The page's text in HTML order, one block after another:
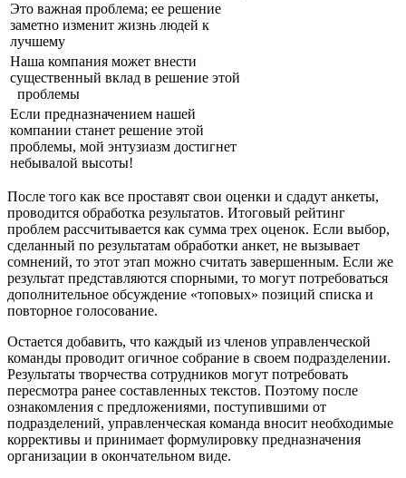
Это важная проблема; ее решение
заметно изменит жизнь людей к
лучшему
Наша компания может внести
существенный вклад в решение этой
проблемы
Если предназначением нашей
компании станет решение этой
проблемы, мой энтузиазм достигнет
небывалой высоты!
После того как все проставят свои оценки и сдадут анкеты,
проводится обработка результатов. Итоговый рейтинг
проблем рассчитывается как сумма трех оценок. Если выбор,
сделанный по результатам обработки анкет, не вызывает
сомнений, то этот этап можно считать завершенным. Если же
результат представляются спорными, то могут потребоваться
дополнительное обсуждение «топовых» позиций списка и
повторное голосование.
Остается добавить, что каждый из членов управленческой
команды проводит огичное собрание в своем подразделении.
Результаты творчества сотрудников могут потребовать
пересмотра ранее составленных текстов. Поэтому после
ознакомления с предложениями, поступившими от
подразделений, управленческая команда вносит необходимые
коррективы и принимает формулировку предназначения
организации в окончательном виде.